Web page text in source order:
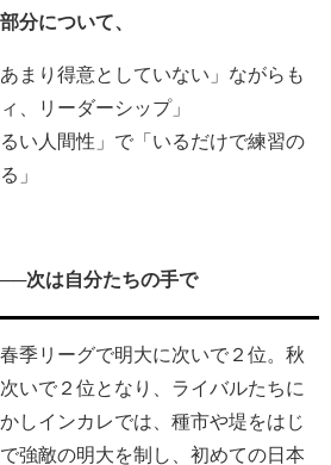
分について、
あまり得意としていない」ながらも
、リーダーシップ」
るい人間性」で「いるだけで練習の
」
次は自分たちの手で
季リーグで明大に次いで２位。秋
いで２位となり、ライバルたちに
しインカレでは、種市や堤をはじ
強敵の明大を制し、初めての日本